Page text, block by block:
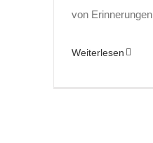
von Erinnerungen
Weiterlesen